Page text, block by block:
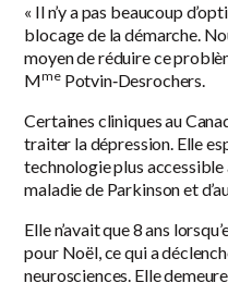
« Il n’y a pas beaucoup
blocage de la démarche.
moyen de réduire ce
MmePotvin‑Desrochers.
Certaines cliniques au
traiter la dépression. Elle
technologie plus
maladie de Parkinson et
Elle n’avait que 8 ans
pour Noël, ce qui a
neurosciences. Elle